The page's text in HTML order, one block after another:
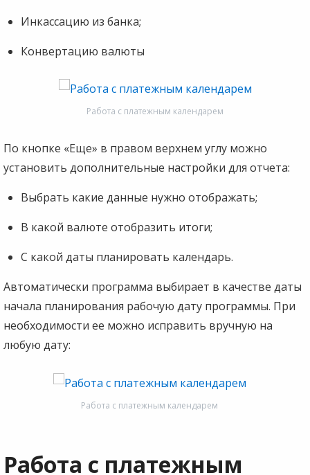
Инкассацию из банка;
Конвертацию валюты
Работа с платежным календарем
По кнопке «Еще» в правом верхнем углу можно
установить дополнительные настройки для отчета:
Выбрать какие данные нужно отображать;
В какой валюте отобразить итоги;
С какой даты планировать календарь.
Автоматически программа выбирает в качестве даты
начала планирования рабочую дату программы. При
необходимости ее можно исправить вручную на
любую дату:
Работа с платежным календарем
Работа с платежным